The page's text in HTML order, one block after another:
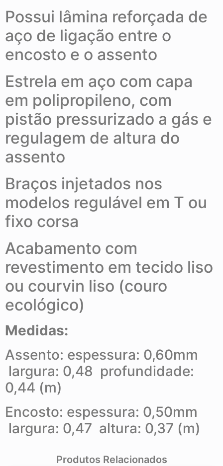
Possui lâmina reforçada de
aço de ligação entre o
encosto e o assento
Estrela em aço com capa
em polipropileno, com
pistão pressurizado a gás e
regulagem de altura do
assento
Braços injetados nos
modelos regulável em T ou
fixo corsa
Acabamento com
revestimento em tecido liso
ou courvin liso (couro
ecológico)
Medidas:
Assento: espessura: 0,60mm
largura: 0,48 profundidade:
0,44 (m)
Encosto: espessura: 0,50mm
largura: 0,47 altura: 0,37 (m)
Produtos Relacionados